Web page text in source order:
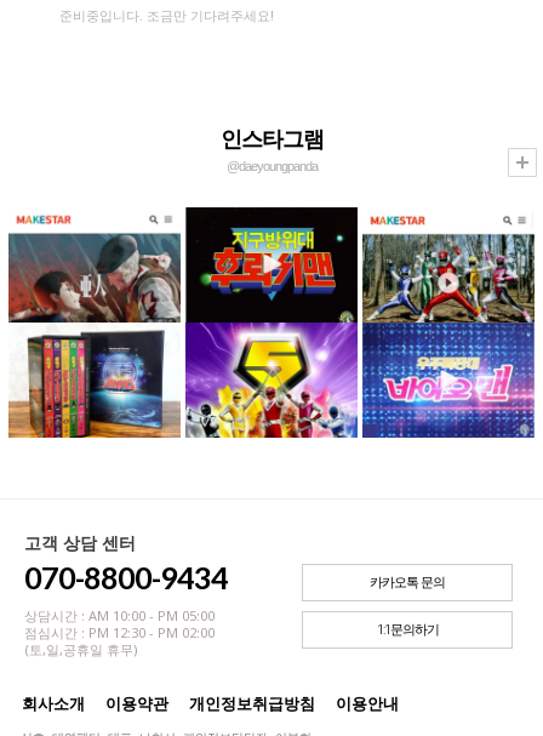
준비중입니다. 조금만 기다려주세요!
인스타그램
@daeyoungpanda
고객 상담 센터
070-8800-9434
상담시간 : AM 10:00 - PM 05:00
점심시간 : PM 12:30 - PM 02:00
(토,일,공휴일 휴무)
카카오톡 문의
1:1문의하기
회사소개 이용약관 개인정보취급방침 이용안내